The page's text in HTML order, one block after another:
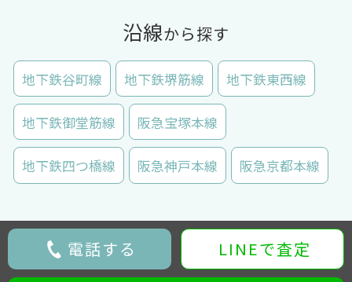
沿線から探す
地下鉄谷町線 地下鉄堺筋線 地下鉄東西線
地下鉄御堂筋線 阪急宝塚本線
地下鉄四つ橋線 阪急神戸本線 阪急京都本線
電話する LINEで査定